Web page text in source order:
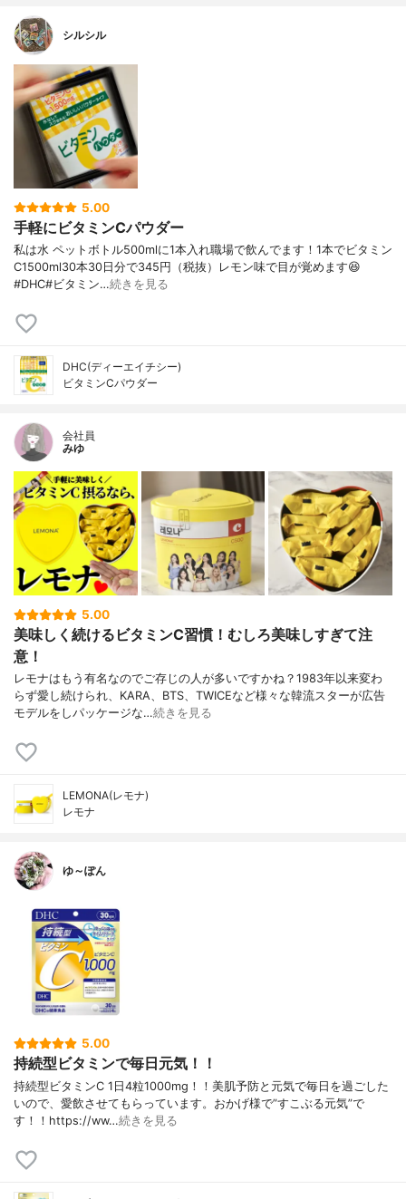
シルシル
5.00
手軽にビタミンCパウダー
私は水 ペットボトル500mlに1本入れ職場で飲んでます！1本でビタミン
C1500ml30本30日分で345円（税抜）レモン味で目が覚めます😆
#DHC#ビタミン…続きを見る
DHC(ディーエイチシー)
ビタミンCパウダー
会社員
みゆ
5.00
美味しく続けるビタミンC習慣！むしろ美味しすぎて注
意！
レモナはもう有名なのでご存じの人が多いですかね？1983年以来変わ
らず愛し続けられ、KARA、BTS、TWICEなど様々な韓流スターが広告
モデルをしパッケージな…続きを見る
LEMONA(レモナ)
レモナ
ゆ～ぽん
5.00
持続型ビタミンで毎日元気！！
持続型ビタミンC 1日4粒1000mg！！美肌予防と元気で毎日を過ごした
いので、愛飲させてもらっています。おかげ様で”すこぶる元気”で
す！！https://ww…続きを見る